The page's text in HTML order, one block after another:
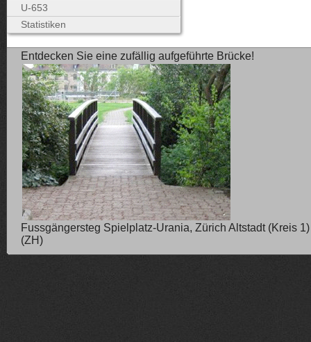
U-653
Statistiken
Entdecken Sie eine zufällig aufgeführte Brücke!
Fussgängersteg Spielplatz-Urania, Zürich Altstadt (Kreis 1)
(ZH)